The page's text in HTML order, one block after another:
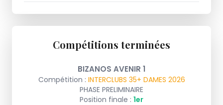
Compétitions terminées
BIZANOS AVENIR 1
Compétition : INTERCLUBS 35+ DAMES 2026
PHASE PRELIMINAIRE
Position finale : 1er